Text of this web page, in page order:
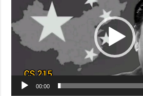
vídeo
00:00